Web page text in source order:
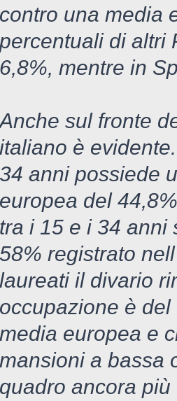
contro una media
percentuali di altri
6,8%, mentre in
Anche sul fronte
italiano è
34 anni possiede
europea del
tra i 15 e i 34 anni
58% registrato
laureati il divario
occupazione è del
media europea e
mansioni a bassa
quadro ancora